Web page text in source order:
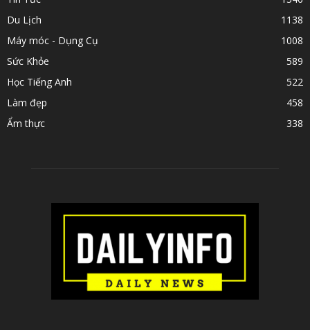
Du Lịch
1138
Máy móc - Dụng Cụ
1008
Sức Khỏe
589
Học Tiếng Anh
522
Làm đẹp
458
Ẩm thực
338